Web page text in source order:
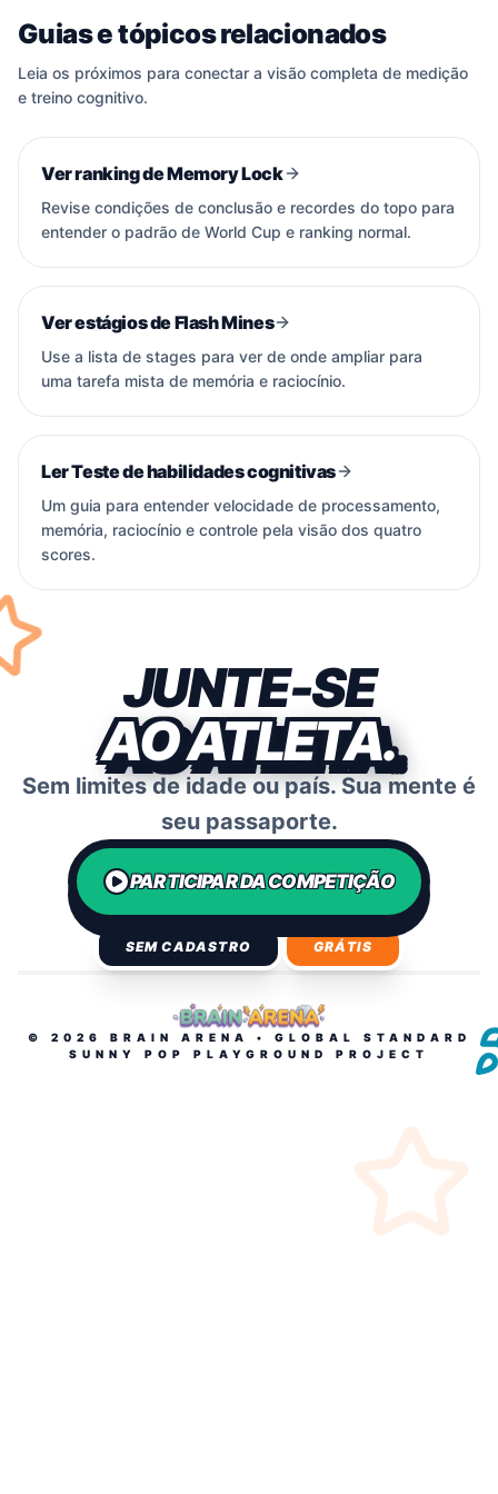
Mantemos mecanismos para proteger um
ambiente competitivo saudável.
A progressão de stages e a participação na
World Cup
também estão disponíveis sem custo
Guias e tópicos relacionados
Leia os próximos para conectar a visão completa de medição
e treino cognitivo.
Ver ranking de Memory Lock
Revise condições de conclusão e recordes do topo para
entender o padrão de World Cup e ranking normal.
Ver estágios de Flash Mines
Use a lista de stages para ver de onde ampliar para
uma tarefa mista de memória e raciocínio.
Ler Teste de habilidades cognitivas
Um guia para entender velocidade de processamento,
memória, raciocínio e controle pela visão dos quatro
scores.
JUNTE-SE
AO ATLETA.
Sem limites de idade ou país. Sua mente é
seu passaporte.
PARTICIPAR DA COMPETIÇÃO
SEM CADASTRO GRÁTIS
© 2026
BRAIN ARENA • GLOBAL STANDARD
SUNNY POP PLAYGROUND PROJECT